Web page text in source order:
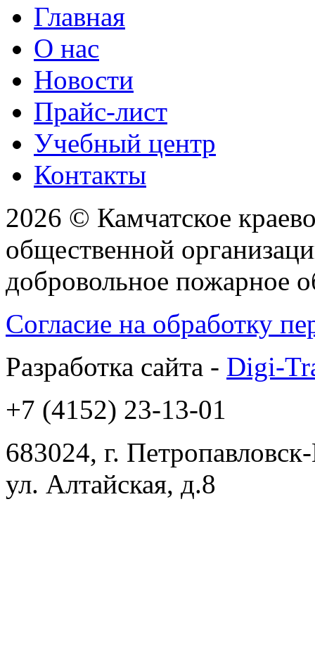
Главная
О нас
Новости
Прайс-лист
Учебный центр
Контакты
2026 © Камчатское
общественной
добровольное пожарное
Согласие на обработку
Разработка сайта - Digi-
+7 (4152) 23-13-01
683024, г.
ул. Алтайская, д.8